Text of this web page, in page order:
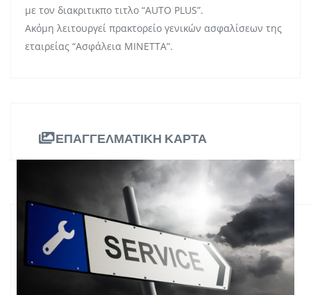
με τον διακριτικπο τιτλο “AUTO PLUS”.
Ακόμη λειτουργεί πρακτορείο γενικών ασφαλίσεων της
εταιρείας “Ασφάλεια ΜΙΝΕΤΤΑ”.
ΕΠΑΓΓΕΛΜΑΤΙΚΗ ΚΑΡΤΑ
ΠΛΗΡΟΦΟΡΙΕΣ
Διεύθυνση:
1ο χλμ Γιαννιτσών - Θεσσαλονίκης, ΤΚ
58100, Πέλλα